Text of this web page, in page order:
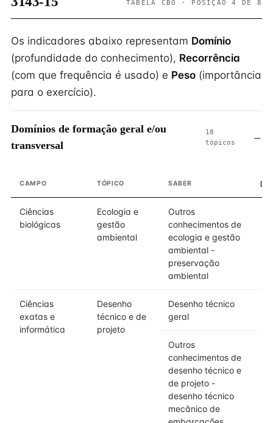
TABELA CBO · POSIÇÃO 4 DE 8
Os indicadores abaixo representam Domínio
(profundidade do conhecimento), Recorrência
(com que frequência é usado) e Peso (importância
para o exercício).
Domínios de formação geral e/ou
transversal
18
tópicos
CAMPO TÓPICO SABER
Ciências
biológicas
Ecologia e
gestão
ambiental
Outros
conhecimentos de
ecologia e gestão
ambiental -
preservação
ambiental
Ciências
exatas e
informática
Desenho
técnico e de
projeto
Desenho técnico
geral
Outros
conhecimentos de
desenho técnico e
de projeto -
desenho técnico
mecânico de